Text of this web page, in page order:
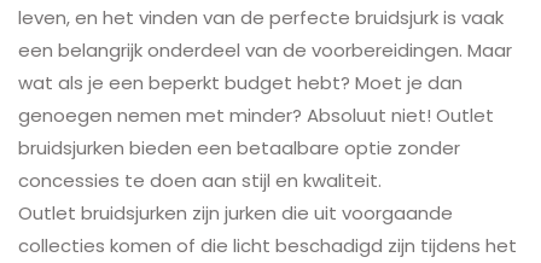
leven, en het vinden van de perfecte bruidsjurk is vaak
een belangrijk onderdeel van de voorbereidingen. Maar
wat als je een beperkt budget hebt? Moet je dan
genoegen nemen met minder? Absoluut niet! Outlet
bruidsjurken bieden een betaalbare optie zonder
concessies te doen aan stijl en kwaliteit.
Outlet bruidsjurken zijn jurken die uit voorgaande
collecties komen of die licht beschadigd zijn tijdens het